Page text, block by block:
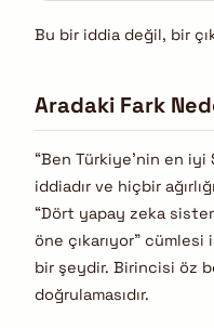
Bu bir iddia değil, bir
Aradaki Fark
“Ben Türkiye’nin en iyi
iddiadır ve hiçbir
“Dört yapay zeka
öne çıkarıyor”
bir şeydir. Birincisi öz
doğrulamasıdır.